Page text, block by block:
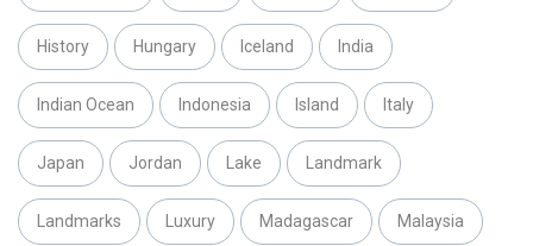
History Hungary Iceland India
Indian Ocean Indonesia Island Italy
Japan Jordan Lake Landmark
Landmarks Luxury Madagascar Malaysia